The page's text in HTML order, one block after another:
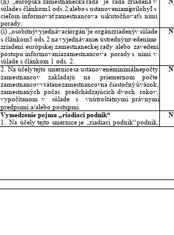
súlades článkom1 ods. 2 alebo s ustanoveniamiprílohyI s
cieľom informovaťzamestnancova uskutočňovaťs nimi
porady;
(i)„osobitnývyjednávacíorgán”je orgánzriadenýv súlade
s článkom5 ods. 2 na vyjednávanies ústrednýmvedenímo
zriadení európskej zamestnaneckej rady alebo zavedení
postupu informovaniazamestnancova porady s nimi v
súlade s článkom 1 ods. 2.
N
2. Na účelytejto smernicesa ustanovenéminimálnepočty
zamestnancov
zakladajú na priemernom
počte
zamestnancovvrátanezamestnancovna čiastočnýúväzok,
zamestnaných
počas predchádzajúcich dvoch
rokov,
vypočítanom v súlade s vnútroštátnymi právnymi
predpismi a/alebo postupmi.
N
Vymedzenie pojmu „riadiaci podnik“
1.
Na účely tejto smernice je „riadiaci podnik“podnik,
N